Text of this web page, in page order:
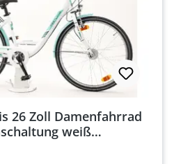
26 Zoll Damenfahrrad
weiß